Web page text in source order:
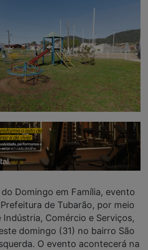
Domingo em Família, evento
de Tubarão, por meio
Indústria, Comércio e Serviços,
domingo (31) no bairro São
O evento acontecerá na